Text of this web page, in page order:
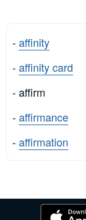
-affinity
-affinity card
- affirm
-affirmance
-affirmation